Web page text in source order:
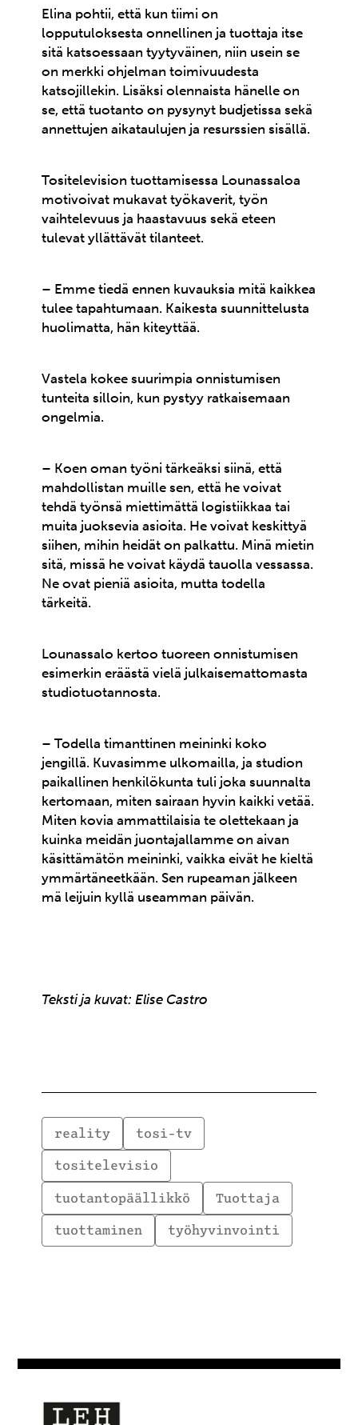
Elina pohtii, että kun tiimi on
lopputuloksesta onnellinen ja tuottaja itse
sitä katsoessaan tyytyväinen, niin usein se
on merkki ohjelman toimivuudesta
katsojillekin. Lisäksi olennaista hänelle on
se, että tuotanto on pysynyt budjetissa sekä
annettujen aikataulujen ja resurssien sisällä.
Tositelevision tuottamisessa Lounassaloa
motivoivat mukavat työkaverit, työn
vaihtelevuus ja haastavuus sekä eteen
tulevat yllättävät tilanteet.
– Emme tiedä ennen kuvauksia mitä kaikkea
tulee tapahtumaan. Kaikesta suunnittelusta
huolimatta, hän kiteyttää.
Vastela kokee suurimpia onnistumisen
tunteita silloin, kun pystyy ratkaisemaan
ongelmia.
– Koen oman työni tärkeäksi siinä, että
mahdollistan muille sen, että he voivat
tehdä työnsä miettimättä logistiikkaa tai
muita juoksevia asioita. He voivat keskittyä
siihen, mihin heidät on palkattu. Minä mietin
sitä, missä he voivat käydä tauolla vessassa.
Ne ovat pieniä asioita, mutta todella
tärkeitä.
Lounassalo kertoo tuoreen onnistumisen
esimerkin eräästä vielä julkaisemattomasta
studiotuotannosta.
– Todella timanttinen meininki koko
jengillä. Kuvasimme ulkomailla, ja studion
paikallinen henkilökunta tuli joka suunnalta
kertomaan, miten sairaan hyvin kaikki vetää.
Miten kovia ammattilaisia te olettekaan ja
kuinka meidän juontajallamme on aivan
käsittämätön meininki, vaikka eivät he kieltä
ymmärtäneetkään. Sen rupeaman jälkeen
mä leijuin kyllä useamman päivän.
Teksti ja kuvat: Elise Castro
reality
tosi-tv
tositelevisio
tuotantopäällikkö
Tuottaja
tuottaminen
työhyvinvointi